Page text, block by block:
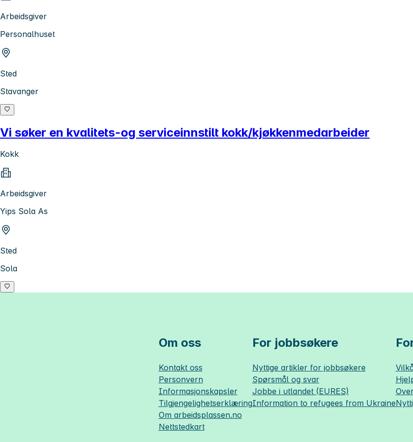
Arbeidsgiver
Personalhuset
Sted
Stavanger
Vi søker en kvalitets-og serviceinnstilt kokk/kjøkkenmedarbeider
Kokk
Arbeidsgiver
Yips Sola As
Sted
Sola
Om oss
Kontakt oss
Personvern
Informasjonskapsler
Tilgjengelighetserklæring
Om arbeidsplassen.no
Nettstedkart
For jobbsøkere
Nyttige artikler for jobbsøkere
Spørsmål og svar
Jobbe i utlandet (EURES)
Information to refugees from Ukraine